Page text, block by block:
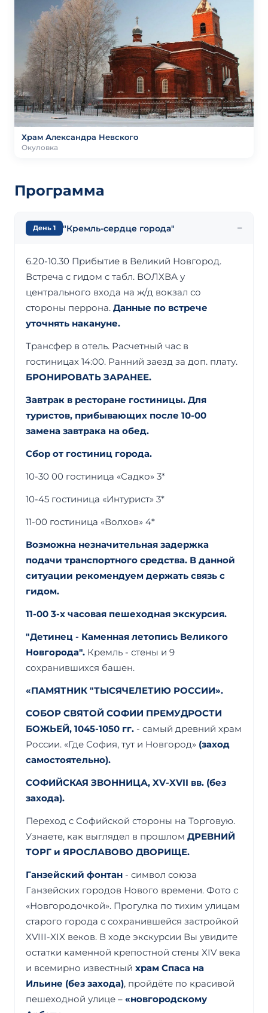
Храм Александра Невского
Окуловка
Программа
День 1 "Кремль-сердце города"
6.20-10.30 Прибытие в Великий Новгород.
Встреча с гидом с табл. ВОЛХВА у
центрального входа на ж/д вокзал со
стороны перрона. Данные по встрече
уточнять накануне.
Трансфер в отель. Расчетный час в
гостиницах 14:00. Ранний заезд за доп. плату.
БРОНИРОВАТЬ ЗАРАНЕЕ.
Завтрак в ресторане гостиницы. Для
туристов, прибывающих после 10-00
замена завтрака на обед.
Сбор от гостиниц города.
10-30 00 гостиница «Садко» 3*
10-45 гостиница «Интурист» 3*
11-00 гостиница «Волхов» 4*
Возможна незначительная задержка
подачи транспортного средства. В данной
ситуации рекомендуем держать связь с
гидом.
11-00 3-х часовая пешеходная экскурсия.
"Детинец - Каменная летопись Великого
Новгорода". Кремль - стены и 9
сохранившихся башен.
«ПАМЯТНИК "ТЫСЯЧЕЛЕТИЮ РОССИИ».
СОБОР СВЯТОЙ СОФИИ ПРЕМУДРОСТИ
БОЖЬЕЙ, 1045-1050 гг. - самый древний храм
России. «Где София, тут и Новгород» (заход
самостоятельно).
СОФИЙСКАЯ ЗВОННИЦА, XV-XVII вв. (без
захода).
Переход с Софийской стороны на Торговую.
Узнаете, как выглядел в прошлом ДРЕВНИЙ
ТОРГ и ЯРОСЛАВОВО ДВОРИЩЕ.
Ганзейский фонтан - символ союза
Ганзейских городов Нового времени. Фото с
«Новгородочкой». Прогулка по тихим улицам
старого города с сохранившейся застройкой
XVIII-XIX веков. В ходе экскурсии Вы увидите
остатки каменной крепостной стены XIV века
и всемирно известный храм Спаса на
Ильине (без захода), пройдёте по красивой
пешеходной улице – «новгородскому